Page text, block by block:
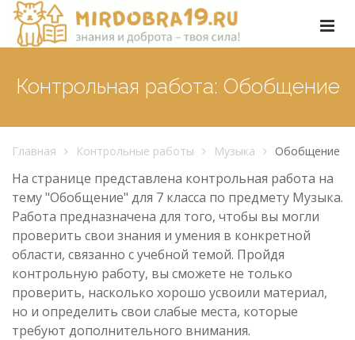
Контрольная работа: Обобщение
Главная Контрольные работы Музыка Обобщение
На странице представлена контрольная работа на
тему "Обобщение" для 7 класса по предмету Музыка.
Работа предназначена для того, чтобы вы могли
проверить свои знания и умения в конкретной
области, связанно с учебной темой. Пройдя
контрольную работу, вы сможете не только
проверить, насколько хорошо усвоили материал,
но и определить свои слабые места, которые
требуют дополнительного внимания.